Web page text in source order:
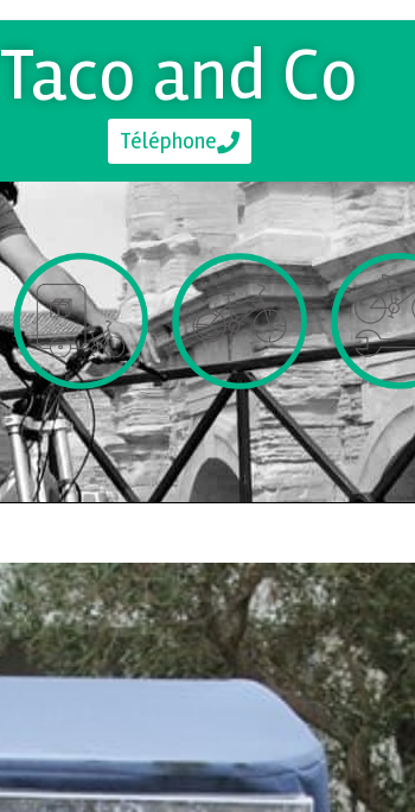
Taco and Co
Téléphone